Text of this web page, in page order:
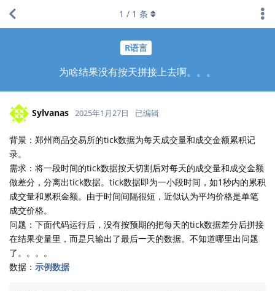
R语言
为啥结果没有按天拼接上去啊。。。
1 / 1 条
Sylvanas 2025年1月27日 已编辑
背景：郑州商品交易所的tick数据为每天成交量和成交金额累积记
录。
需求：将一段时间的tick数据按天切割后对每天的成交量和成交金额
做差分，分离出tick数据。tick数据即为一小段时间，如1秒内的累积
成交量和累积金额。由于时间间隔很短，近似认为平均价格是单笔
成交价格。
问题：下面代码运行后，没有按预期的把每天的tick数据差分后拼接
在结果变量里，而是只输出了最后一天的数据。不知道哪里出问题
了。。。。
数据： 示例数据